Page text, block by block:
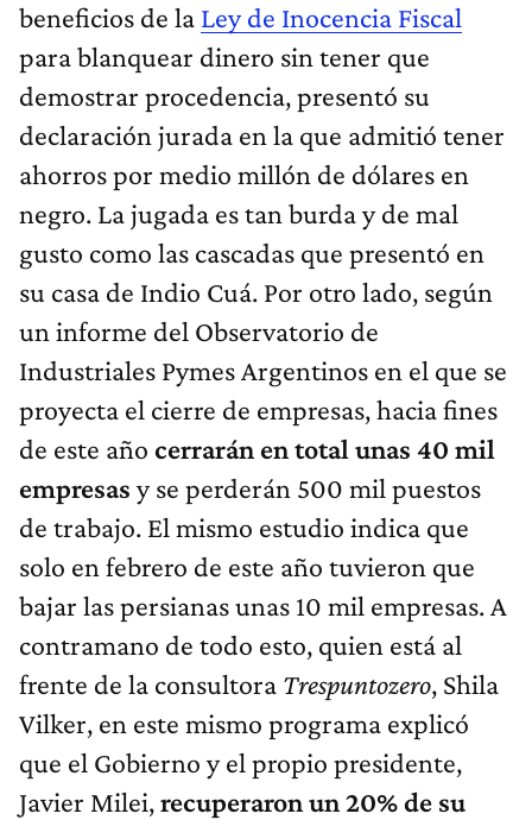
beneficios de la Ley de Inocencia Fiscal
para blanquear dinero sin tener que
demostrar procedencia, presentó su
declaración jurada en la que admitió tener
ahorros por medio millón de dólares en
negro. La jugada es tan burda y de mal
gusto como las cascadas que presentó en
su casa de Indio Cuá. Por otro lado, según
un informe del Observatorio de
Industriales Pymes Argentinos en el que se
proyecta el cierre de empresas, hacia fines
de este año cerrarán en total unas 40 mil
empresas y se perderán 500 mil puestos
de trabajo. El mismo estudio indica que
solo en febrero de este año tuvieron que
bajar las persianas unas 10 mil empresas. A
contramano de todo esto, quien está al
frente de la consultora Trespuntozero, Shila
Vilker, en este mismo programa explicó
que el Gobierno y el propio presidente,
Javier Milei,recuperaron un 20% de su